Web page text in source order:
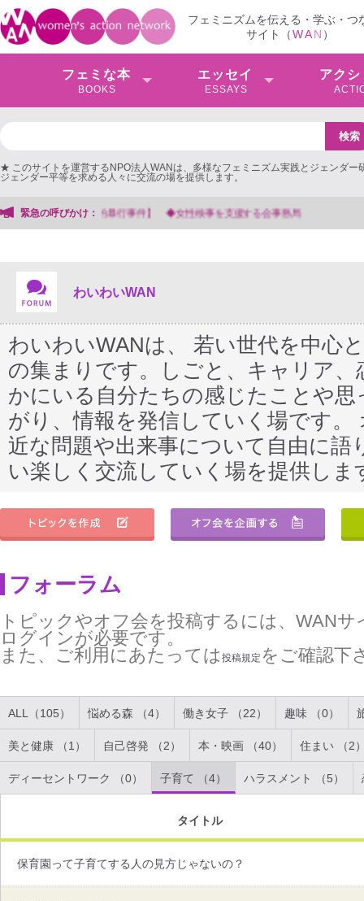
フェミニズムを伝える・学ぶ・つ
サイト（WAN ）
フェミな本
BOOKS
エッセイ
ESSAYS
アクシ
★ このサイトを運営するNPO法人WANは、多様なフェミニズム実践とジェンダー
ジェンダー平等を求める人々に交流の場を提供します。
緊急の呼びかけ： 【抗議文】2026年3月13日第6次男女共同参画基本計画の
わいわいWAN
わいわいWANは、 若い世代を中心
の集まりです。しごと、キャリア
かにいる自分たちの感じたことや
がり、情報を発信していく場です
近な問題や出来事について自由に
い楽しく交流していく場を提供しま
フォーラム
トピックやオフ会を投稿するには、WAN
ログインが必要です。
また、ご利用にあたっては 投稿規定 をご確認下
ALL（105） 悩める森 （4） 働き女子 （22） 趣味 （0）
美と健康 （1） 自己啓発 （2） 本・映画 （40） 住まい （2
ディーセントワーク （0） 子育て （4） ハラスメント （5）
タイトル
保育園って子育てする人の見方じゃないの？